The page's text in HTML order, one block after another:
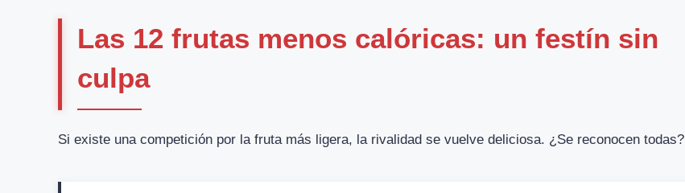
Las 12 frutas menos calóricas: un festín sin
culpa
Si existe una competición por la fruta más ligera, la rivalidad se vuelve deliciosa. ¿Se reconocen todas?